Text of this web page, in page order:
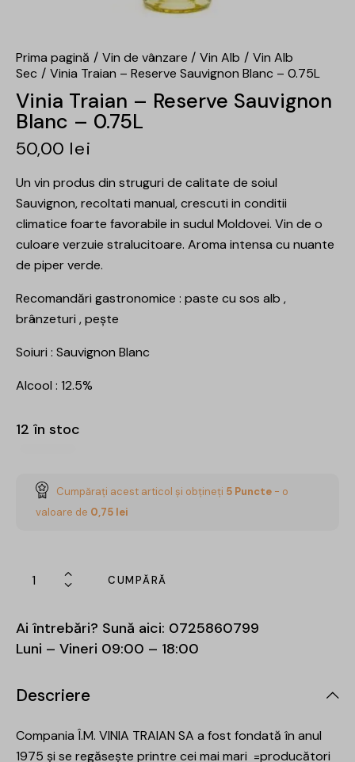
Prima pagină Vin de vânzare Vin Alb
Vin Alb
Sec
Vinia Traian – Reserve Sauvignon Blanc – 0.75L
Vinia Traian – Reserve Sauvignon
Blanc – 0.75L
50,00 lei
Un vin produs din struguri de calitate de soiul
Sauvignon, recoltati manual, crescuti in conditii
climatice foarte favorabile in sudul Moldovei. Vin de o
culoare verzuie stralucitoare. Aroma intensa cu nuante
de piper verde.
Recomandări gastronomice : paste cu sos alb ,
brânzeturi , pește
Soiuri : Sauvignon Blanc
Alcool : 12.5%
12 în stoc
Cumpărați acest articol și obțineți 5 Puncte - o
valoare de 0,75 lei
CUMPĂRĂ
Ai întrebări? Sună aici: 0725860799
Luni – Vineri 09:00 – 18:00
Descriere
Compania Î.M. VINIA TRAIAN SA a fost fondată în anul
1975 și se regăsește printre cei mai mari =producători